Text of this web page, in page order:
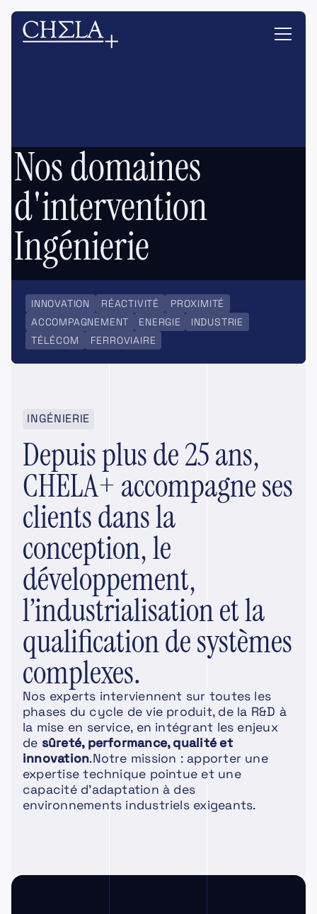
INNOVATION RÉACTIVITÉ
PROXIMITÉ
ACCOMPAGNEMENT
ENERGIE
INDUSTRIE
TÉLÉCOM
FERROVIAIRE
Nos domaines
d'intervention
Ingénierie
INGÉNIERIE
Depuis plus de 25 ans,
CHELA+ accompagne ses
clients dans la
conception, le
développement,
l’industrialisation et la
qualification de systèmes
complexes.
Nos experts interviennent sur toutes les
phases du cycle de vie produit, de la R&D à
la mise en service, en intégrant les enjeux
de sûreté, performance, qualité et
innovation.Notre mission : apporter une
expertise technique pointue et une
capacité d’adaptation à des
environnements industriels exigeants.